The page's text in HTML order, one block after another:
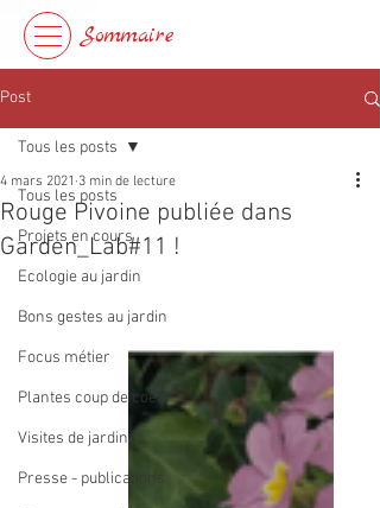
Sommaire
Post
Tous les posts
Projets en cours
Ecologie au jardin
Bons gestes au jardin
Focus métier
Plantes coup de coeur
Visites de jardins
Presse - publications
Tous les posts
Rouge Pivoine publiée dans
Garden_Lab#11 !
4 mars 2021 3 min de lecture